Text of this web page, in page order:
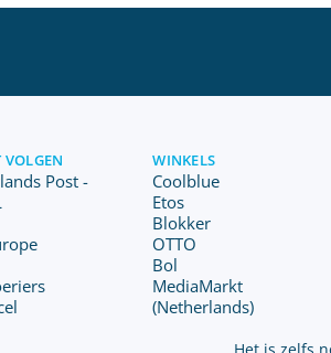
VOLGEN
Post -
WINKELS
Coolblue
Etos
Blokker
OTTO
Bol
MediaMarkt
(Netherlands)